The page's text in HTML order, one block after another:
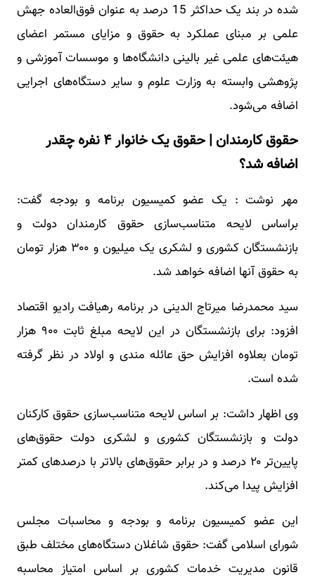
شده در بند یک حداکثر 15 درصد به عنوان فوق‌العاده جهش
علمی بر مبنای عملکرد به حقوق و مزایای مستمر اعضای
هیئت‌های علمی غیر بالینی دانشگاه‌ها و موسسات آموزشی و
پژوهشی وابسته به وزارت علوم و سایر دستگاه‌های اجرایی
اضافه می‌شود.
حقوق کارمندان | حقوق یک خانوار ۴ نفره چقدر
اضافه شد؟
مهر نوشت : یک عضو کمیسیون برنامه و بودجه گفت:
براساس لایحه متناسب‌سازی حقوق کارمندان دولت و
بازنشستگان کشوری و لشکری یک میلیون و ۳۰۰ هزار تومان
به حقوق آنها اضافه خواهد شد.
سید محمدرضا میرتاج الدینی در برنامه رهیافت رادیو اقتصاد
افزود: برای بازنشستگان در این لایحه مبلغ ثابت ۹۰۰ هزار
تومان بعلاوه افزایش حق عائله مندی و اولاد در نظر گرفته
شده است.
وی اظهار داشت: بر اساس لایحه متناسب‌سازی حقوق کارکنان
دولت و بازنشستگان کشوری و لشکری دولت حقوق‌های
پایین‌تر ۲۰ درصد و در برابر حقوق‌های بالاتر با درصدهای کمتر
افزایش پیدا می‌کند.
این عضو کمیسیون برنامه و بودجه و محاسبات مجلس
شورای اسلامی گفت: حقوق شاغلان دستگاه‌های مختلف طبق
قانون مدیریت خدمات کشوری بر اساس امتیاز محاسبه